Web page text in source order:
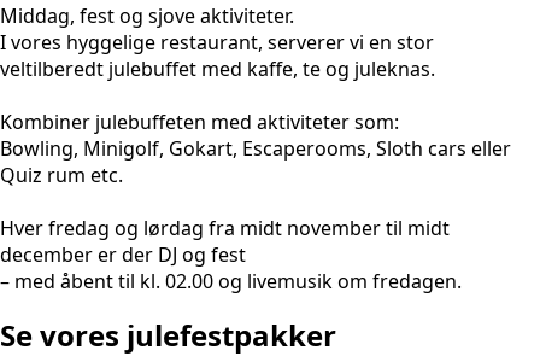
Middag, fest og sjove aktiviteter.
I vores hyggelige restaurant, serverer vi en stor
veltilberedt julebuffet med kaffe, te og juleknas.
Kombiner julebuffeten med aktiviteter som:
Bowling, Minigolf, Gokart, Escaperooms, Sloth cars eller
Quiz rum etc.
Hver fredag og lørdag fra midt november til midt
december er der DJ og fest
– med åbent til kl. 02.00 og livemusik om fredagen.
Se vores julefestpakker